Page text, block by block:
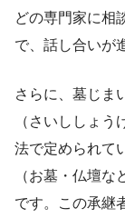
どの専門家に相
で、話し合いが
さらに、墓じま
（さいししょ
法で定められて
（お墓・仏壇
です。この承継